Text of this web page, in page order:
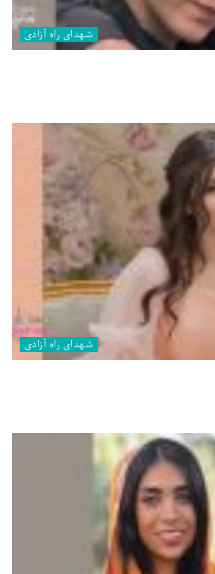
شهدای راه آزادی
شهدای راه آزادی